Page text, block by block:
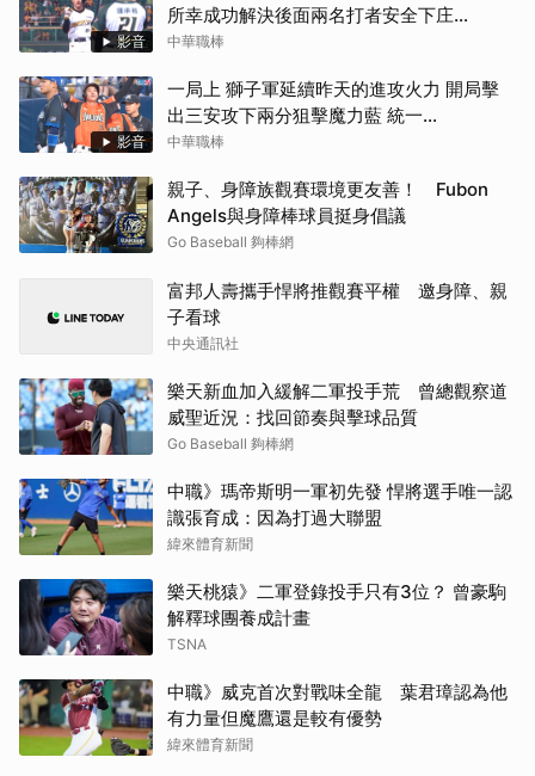
影音
所幸成功解決後面兩名打者安全下庄
（08/07 中信 VS 台鋼）
中華職棒
影音
一局上 獅子軍延續昨天的進攻火力 開局擊
出三安攻下兩分狙擊魔力藍 統一
2:0（08/07 統一 VS 富邦）
中華職棒
親子、身障族觀賽環境更友善！ Fubon
Angels與身障棒球員挺身倡議
Go Baseball 夠棒網
富邦人壽攜手悍將推觀賽平權 邀身障、親
子看球
中央通訊社
樂天新血加入緩解二軍投手荒 曾總觀察道
威聖近況：找回節奏與擊球品質
Go Baseball 夠棒網
中職》瑪帝斯明一軍初先發 悍將選手唯一認
識張育成：因為打過大聯盟
緯來體育新聞
樂天桃猿》二軍登錄投手只有3位？ 曾豪駒
解釋球團養成計畫
TSNA
中職》威克首次對戰味全龍 葉君璋認為他
有力量但魔鷹還是較有優勢
緯來體育新聞